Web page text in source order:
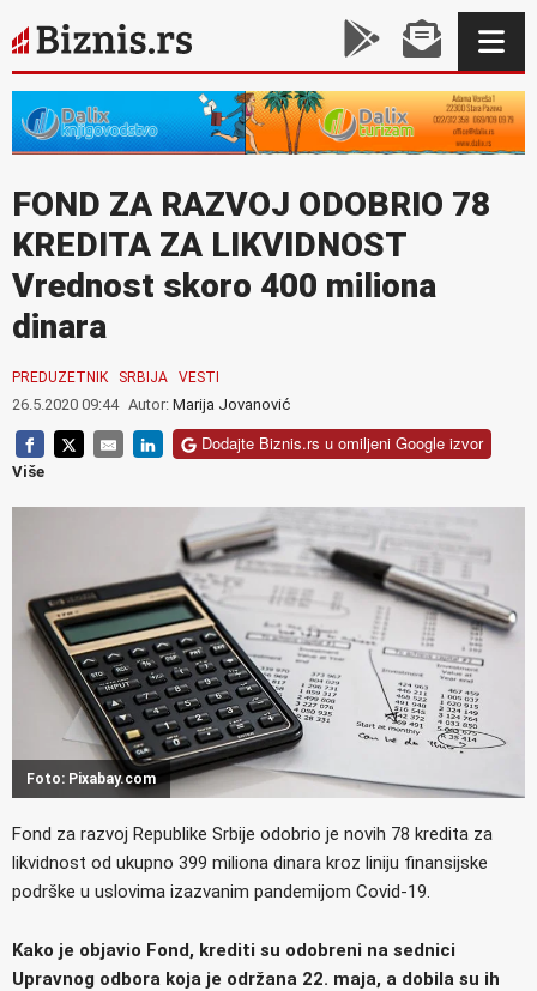
FOND ZA RAZVOJ ODOBRIO 78
KREDITA ZA LIKVIDNOST
Vrednost skoro 400 miliona
dinara
PREDUZETNIK SRBIJA VESTI
26.5.2020 09:44 Autor: Marija Jovanović
Dodajte Biznis.rs u omiljeni Google izvor
Više
Foto: Pixabay.com
Fond za razvoj Republike Srbije odobrio je novih 78 kredita za
likvidnost od ukupno 399 miliona dinara kroz liniju finansijske
podrške u uslovima izazvanim pandemijom Covid-19.
Kako je objavio Fond, krediti su odobreni na sednici
Upravnog odbora koja je održana 22. maja, a dobila su ih